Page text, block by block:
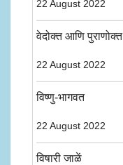
22 August 2022
वेदोक्त आणि पुराणोक्त
22 August 2022
विष्णु-भागवत
22 August 2022
विषारी जाळें